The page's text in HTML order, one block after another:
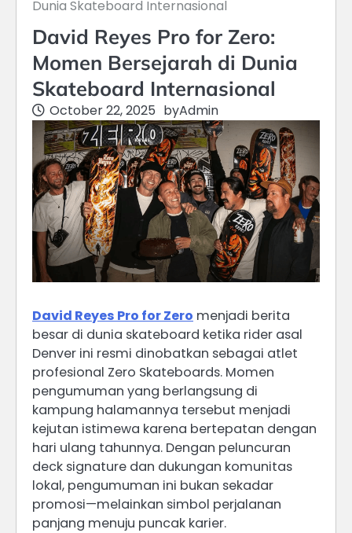
Dunia Skateboard Internasional
David Reyes Pro for Zero:
Momen Bersejarah di Dunia
Skateboard Internasional
October 22, 2025 byAdmin
David Reyes Pro for Zero menjadi berita
besar di dunia skateboard ketika rider asal
Denver ini resmi dinobatkan sebagai atlet
profesional Zero Skateboards. Momen
pengumuman yang berlangsung di
kampung halamannya tersebut menjadi
kejutan istimewa karena bertepatan dengan
hari ulang tahunnya. Dengan peluncuran
deck signature dan dukungan komunitas
lokal, pengumuman ini bukan sekadar
promosi—melainkan simbol perjalanan
panjang menuju puncak karier.